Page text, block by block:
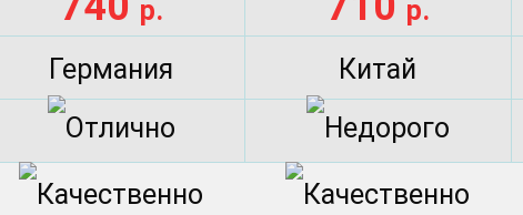
р.
Германия
р.
Китай